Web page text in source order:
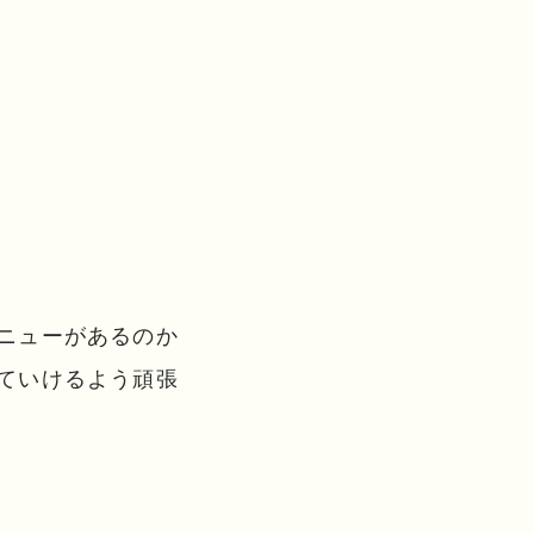
ューがあるのか
いけるよう頑張